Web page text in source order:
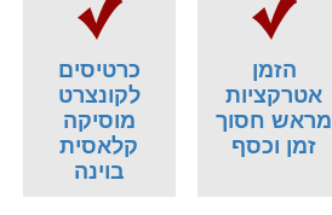
הזמן
אטרקציות
מראש חסוך
זמן וכסף
כרטיסים
לקונצרט
מוסיקה
קלאסית
בוינה